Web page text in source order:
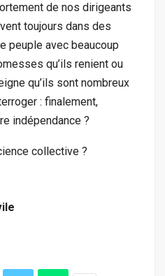
de nos dirigeants
toujours dans des
peuple avec beaucoup
qu’ils renient ou
qu’ils sont nombreux
: finalement,
indépendance ?
collective ?